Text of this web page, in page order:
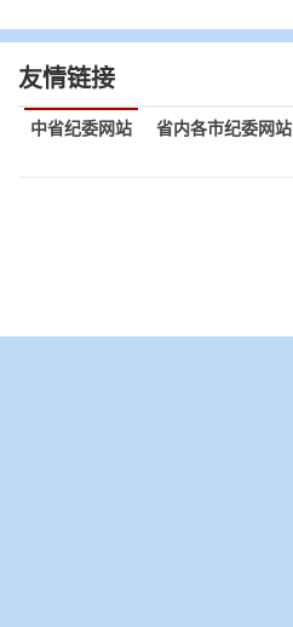
友情链接
中省纪委网站 省内各市纪委网站